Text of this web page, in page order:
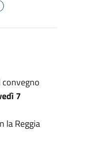
7
la Reggia